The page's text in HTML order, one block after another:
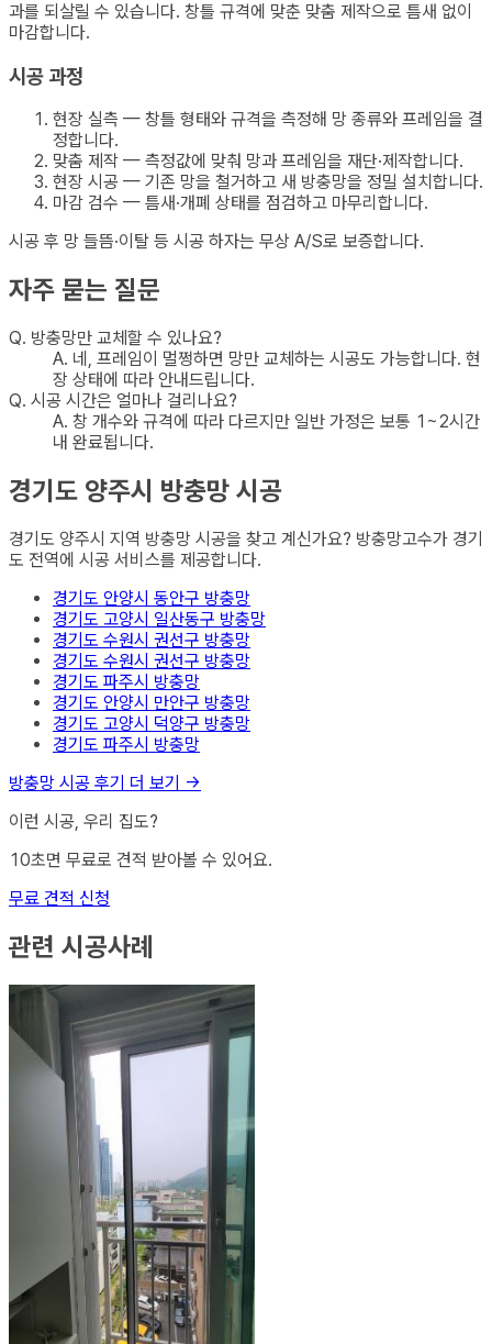
과를 되살릴 수 있습니다. 창틀 규격에 맞춘 맞춤 제작으로 틈새 없이
마감합니다.
시공 과정
현장 실측 — 창틀 형태와 규격을 측정해 망 종류와 프레임을 결
정합니다.
맞춤 제작 — 측정값에 맞춰 망과 프레임을 재단·제작합니다.
현장 시공 — 기존 망을 철거하고 새 방충망을 정밀 설치합니다.
마감 검수 — 틈새·개폐 상태를 점검하고 마무리합니다.
시공 후 망 들뜸·이탈 등 시공 하자는 무상 A/S로 보증합니다.
자주 묻는 질문
Q. 방충망만 교체할 수 있나요?
A. 네, 프레임이 멀쩡하면 망만 교체하는 시공도 가능합니다. 현
장 상태에 따라 안내드립니다.
Q. 시공 시간은 얼마나 걸리나요?
A. 창 개수와 규격에 따라 다르지만 일반 가정은 보통 1~2시간
내 완료됩니다.
경기도 양주시 방충망 시공
경기도 양주시 지역 방충망 시공을 찾고 계신가요? 방충망고수가 경기
도 전역에 시공 서비스를 제공합니다.
경기도 안양시 동안구 방충망
경기도 고양시 일산동구 방충망
경기도 수원시 권선구 방충망
경기도 수원시 권선구 방충망
경기도 파주시 방충망
경기도 안양시 만안구 방충망
경기도 고양시 덕양구 방충망
경기도 파주시 방충망
방충망 시공 후기 더 보기 →
이런 시공, 우리 집도?
10초면 무료로 견적 받아볼 수 있어요.
무료 견적 신청
관련 시공사례